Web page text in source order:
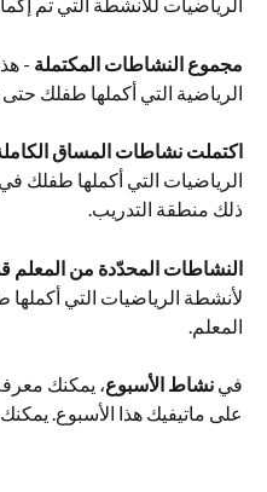
الرياضيات للأنشطة التي تم
مجموع النشاطات المكتملة -
الرياضية التي أكملها طفلك حتى
اكتملت نشاطات المساق
الرياضيات التي أكملها طفلك
ذلك منطقة التدريب.
النشاطات المحدّدة من المعلم
لأنشطة الرياضيات التي أكملها
المعلم.
في نشاط الأسبوع، يمكنك
على ماتيفيك هذا الأسبوع.